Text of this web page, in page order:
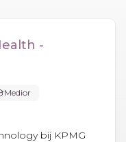
-
Medior
bij KPMG